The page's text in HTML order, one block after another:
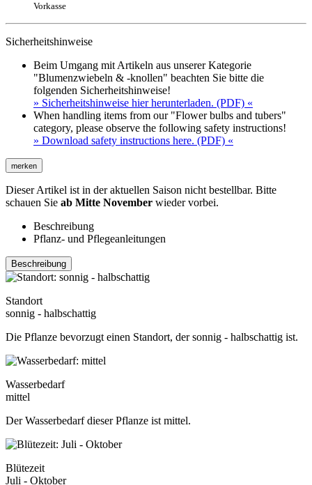
Vorkasse
Sicherheitshinweise
Beim Umgang mit Artikeln aus unserer Kategorie
"Blumenzwiebeln & -knollen" beachten Sie bitte die
folgenden Sicherheitshinweise!
» Sicherheitshinweise hier herunterladen. (PDF) «
When handling items from our "Flower bulbs and tubers"
category, please observe the following safety instructions!
» Download safety instructions here. (PDF) «
merken
Dieser Artikel ist in der aktuellen Saison nicht bestellbar. Bitte
schauen Sie ab Mitte November wieder vorbei.
Beschreibung
Pflanz- und Pflegeanleitungen
Beschreibung
Standort
sonnig - halbschattig
Die Pflanze bevorzugt einen Standort, der sonnig - halbschattig ist.
Wasserbedarf
mittel
Der Wasserbedarf dieser Pflanze ist mittel.
Blütezeit
Juli - Oktober